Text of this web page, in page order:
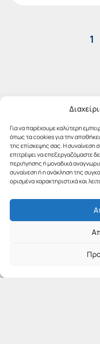
Για να παρέχουμε καλύτερη
όπως τα cookies για την
της επίσκεψης σας. Η συναίνεση
επιτρέψει να επεξεργαζόμαστε
περιήγησης ή μοναδικά
συναίνεση ή η ανάκληση της
ορισμένα χαρακτηριστικά και
1